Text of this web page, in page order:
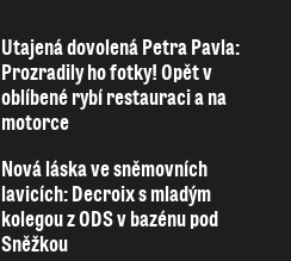
Utajená dovolená Petra Pavla:
Prozradily ho fotky! Opět v
oblíbené rybí restauraci a na
motorce
Nová láska ve sněmovních
lavicích: Decroix s mladým
kolegou z ODS v bazénu pod
Sněžkou